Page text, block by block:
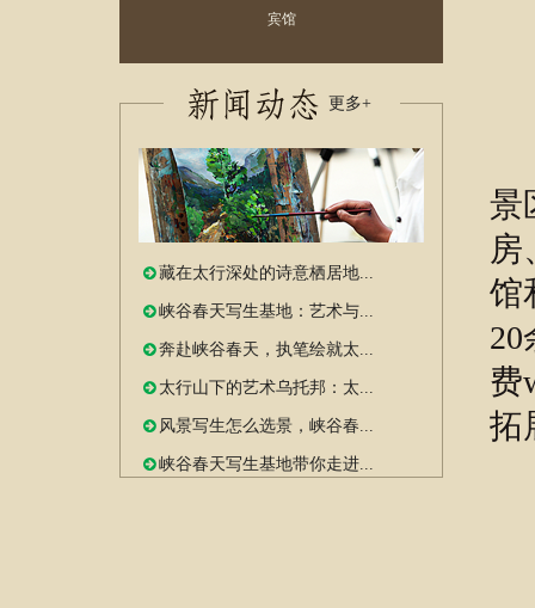
宾馆
藏在太行深处的诗意栖居地...
峡谷春天写生基地：艺术与...
奔赴峡谷春天，执笔绘就太...
太行山下的艺术乌托邦：太...
风景写生怎么选景，峡谷春...
峡谷春天写生基地带你走进...
更多+
景
房
馆
20
费
拓